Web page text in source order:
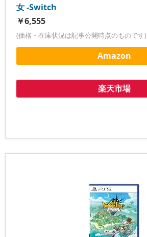
女 -Switch
￥6,555
(価格・在庫状況は記事公開時点のものです)
Amazon
楽天市場